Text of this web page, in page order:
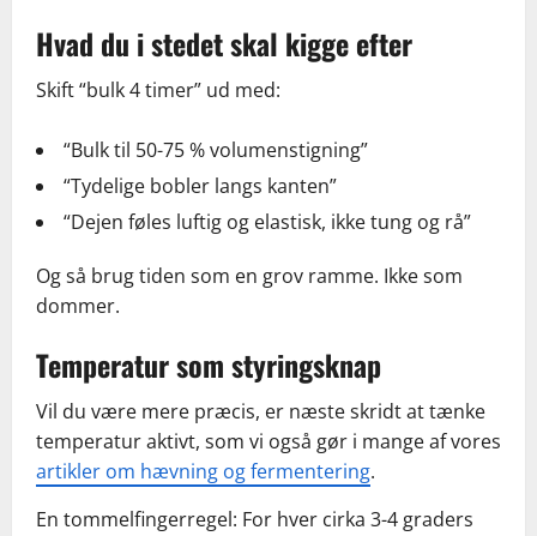
Hvad du i stedet skal kigge efter
Skift “bulk 4 timer” ud med:
“Bulk til 50-75 % volumenstigning”
“Tydelige bobler langs kanten”
“Dejen føles luftig og elastisk, ikke tung og rå”
Og så brug tiden som en grov ramme. Ikke som
dommer.
Temperatur som styringsknap
Vil du være mere præcis, er næste skridt at tænke
temperatur aktivt, som vi også gør i mange af vores
artikler om hævning og fermentering.
En tommelfingerregel: For hver cirka 3-4 graders